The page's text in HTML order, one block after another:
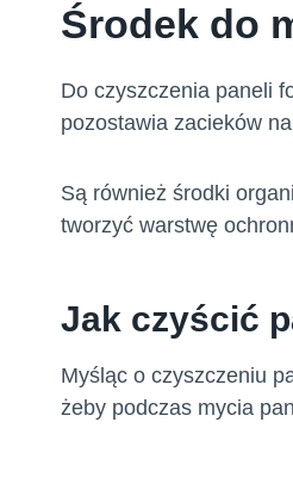
Środek do
Do czyszczenia paneli
pozostawia zacieków
Są również środki
tworzyć warstwę
Jak czyścić
Myśląc o czyszczeniu
żeby podczas mycia